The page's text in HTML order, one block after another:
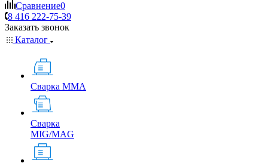
Сравнение0
8 416 222-75-39
Заказать звонок
Каталог
Сварка MMA
Сварка
MIG/MAG